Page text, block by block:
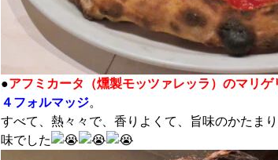
●アフミカータ（燻製モッツァレッラ）のマリゲ
４フォルマッジ。
すべて、熱々々で、香りよくて、旨味のかたま
味でした